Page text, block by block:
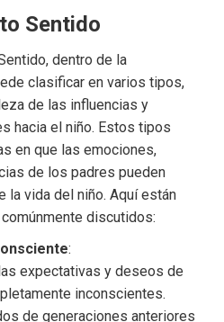
Sentido
dentro de la
clasificar en varios tipos,
de las influencias y
hacia el niño. Estos tipos
en que las emociones,
de los padres pueden
la vida del niño. Aquí están
discutidos:
:
expectativas y deseos de
inconscientes.
de generaciones anteriores